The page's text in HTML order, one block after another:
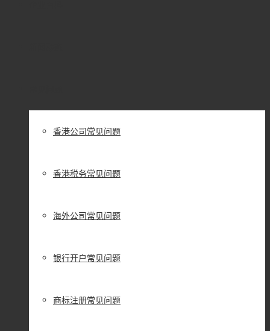
香港公司常见问题
香港税务常见问题
海外公司常见问题
银行开户常见问题
商标注册常见问题